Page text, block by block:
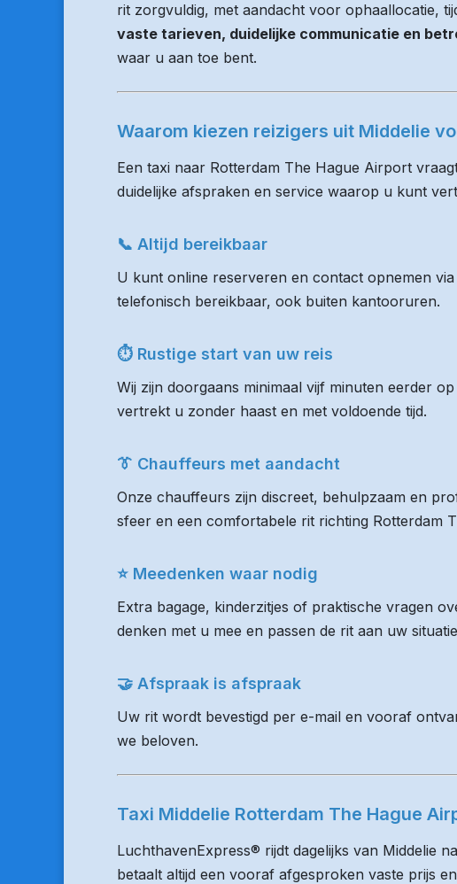
rit zorgvuldig, met aandacht voor ophaallocatie,
vaste tarieven, duidelijke communicatie en
waar u aan toe bent.
Waarom kiezen reizigers uit Middelie
Een taxi naar Rotterdam The Hague Airport
duidelijke afspraken en service waarop u kunt
📞 Altijd bereikbaar
U kunt online reserveren en contact opnemen
telefonisch bereikbaar, ook buiten kantooruren.
⏱ Rustige start van uw reis
Wij zijn doorgaans minimaal vijf minuten eerder
vertrekt u zonder haast en met voldoende tijd.
👔 Chauffeurs met aandacht
Onze chauffeurs zijn discreet, behulpzaam en
sfeer en een comfortabele rit richting Rotterdam
⭐ Meedenken waar nodig
Extra bagage, kinderzitjes of praktische vragen
denken met u mee en passen de rit aan uw
🤝 Afspraak is afspraak
Uw rit wordt bevestigd per e-mail en vooraf
we beloven.
Taxi Middelie Rotterdam The Hague
LuchthavenExpress® rijdt dagelijks van Middelie
betaalt altijd een vooraf afgesproken vaste prijs